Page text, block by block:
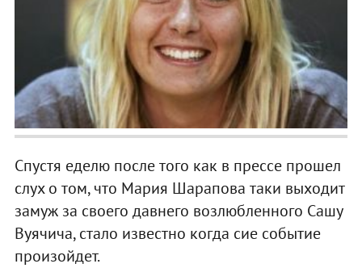
Спустя еделю после того как в прессе прошел
слух о том, что Мария Шарапова таки выходит
замуж за своего давнего возлюбленного Сашу
Вуячича, стало известно когда сие событие
произойдет.